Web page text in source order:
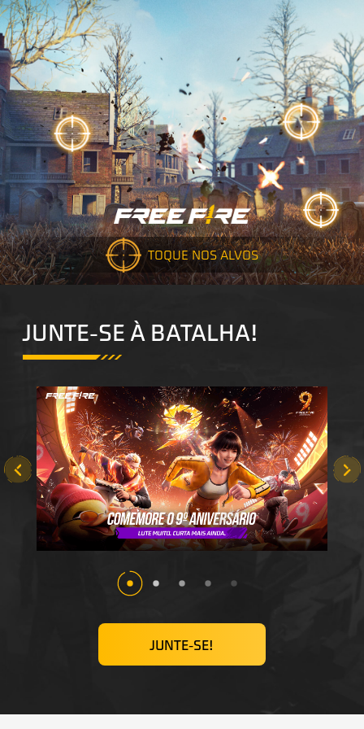
TOQUE NOS ALVOS
JUNTE-SE À BATALHA!
JUNTE-SE!